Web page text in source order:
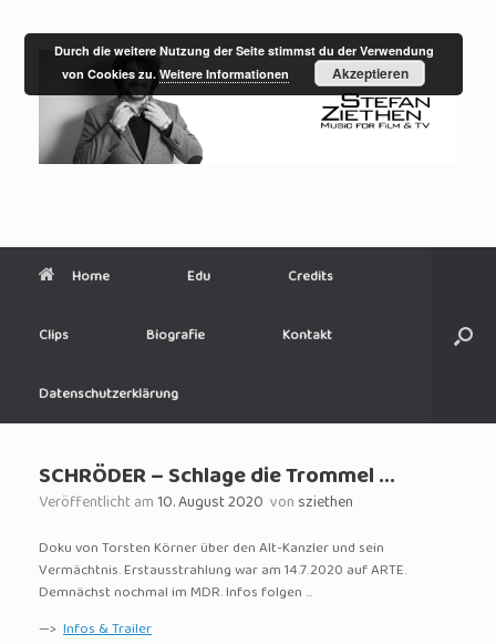
Inhalt
Home Edu Credits
Clips Biografie Kontakt
Datenschutzerklärung
SCHRÖDER – Schlage die Trommel …
Veröffentlicht am10. August 2020 von sziethen
Doku von Torsten Körner über den Alt-Kanzler und sein
Vermächtnis. Erstausstrahlung war am 14.7.2020 auf ARTE.
Demnächst nochmal im MDR. Infos folgen …
—> Infos & Trailer
Durch die weitere Nutzung der Seite stimmst du der Verwendung
von Cookies zu.Weitere Informationen Akzeptieren